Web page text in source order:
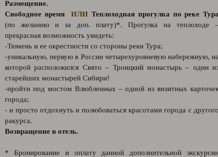
Размещение.
Свободное времяИЛИ Теплоходная прогулка по реке
(по желанию и за доп. плату)*. Прогулка на теплоходе
прекрасная возможность увидеть:
-Тюмень и ее окрестности со стороны реки Тура;
-уникальную, первую в России четырехуровневую набережную,
которой расположился Свято – Троицкий монастырь – один
старейших монастырей Сибири!
-пройти под мостом Влюбленных – одной из визитных
города;
- и просто отдохнуть и полюбоваться красотами города с
ракурса.
Возвращение в отель.
* Бронирование и оплату данной дополнительной